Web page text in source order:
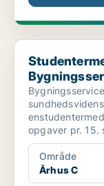
opgaver pr. 15.
Område
Århus C